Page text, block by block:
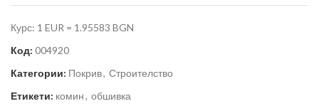
Курс: 1 EUR = 1.95583 BGN
Код: 004920
Категории: Покрив, Строителство
Етикети: комин, обшивка